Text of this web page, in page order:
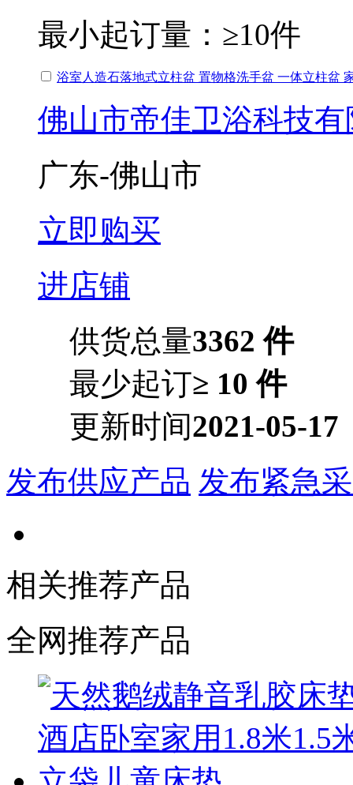
最小起订量： ≥10件
浴室人造石落地式立柱盆 置物格洗手盆 一体立柱盆
佛山市帝佳卫浴科技
广东-佛山市
立即购买
进店铺
供货总量3362 件
最少起订≥ 10 件
更新时间2021-05-17
发布供应产品 发布紧急
相关推荐产品
全网推荐产品